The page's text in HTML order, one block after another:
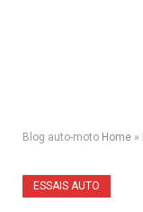
Blog auto-moto Home »
ESSAIS AUTO